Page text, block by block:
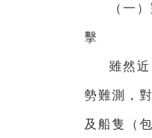
（一
擊
雖然
勢難測，
及船隻（